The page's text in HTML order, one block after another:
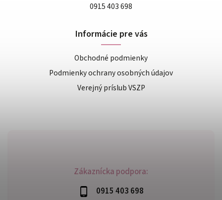
Zákaznícka podpora:
0915 403 698
0915 403 698
Informácie pre vás
Obchodné podmienky
Podmienky ochrany osobných údajov
Verejný príslub VSZP